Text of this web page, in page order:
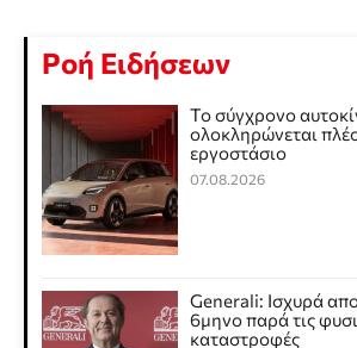
Ροή Ειδήσεων
Το σύγχρονο
ολοκληρώνεται
εργοστάσιο
07.08.2026
Generali: Ισχυρά
6μηνο παρά τις
καταστροφές